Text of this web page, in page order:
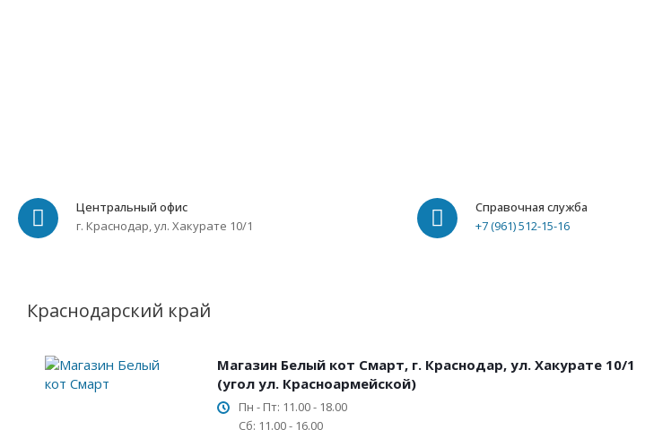
Центральный офис
г. Краснодар, ул. Хакурате 10/1
Справочная служба
+7 (961) 512-15-16
Краснодарский край
Магазин Белый кот Смарт, г. Краснодар, ул. Хакурате 10/1
(угол ул. Красноармейской)
Пн - Пт: 11.00 - 18.00
Сб: 11.00 - 16.00